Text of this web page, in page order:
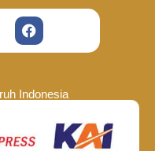
Indonesia